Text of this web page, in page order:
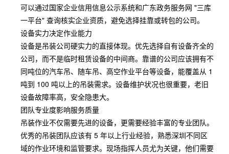
可以通过国家企业信用信息公示系统和广东政务服务网 "三库
一平台" 查询核实企业资质，避免选择挂靠或转包的公司。
设备实力决定作业能力
设备是吊装公司硬实力的直接体现。优先选择自有设备齐全的
公司，而不是临时租赁设备的中间商。靠谱的公司应该拥有不
同吨位的汽车吊、随车吊、高空作业平台等设备，能覆盖从 1
吨到 100 吨以上的吊装需求。设备维护状况也很重要，老旧
设备故障率高，安全隐患大。
团队专业度影响服务质量
吊装作业不仅需要先进的设备，更需要经验丰富的专业团队。
优秀的吊装团队应该有 5 年以上行业经验，熟悉深圳不同区
域的作业环境和监管要求。现场指挥人员尤为关键，他们需要